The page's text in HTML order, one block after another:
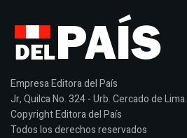
Empresa Editora del País
Jr, Quilca No. 324 - Urb. Cercado de Lima.
Copyright Editora del País
Todos los derechos reservados